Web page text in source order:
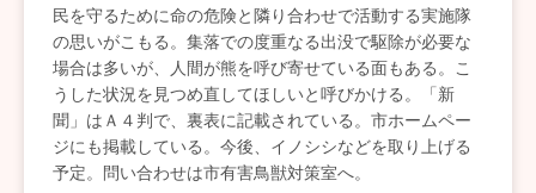
民を守るために命の危険と隣り合わせで活動する実施隊
の思いがこもる。集落での度重なる出没で駆除が必要な
場合は多いが、人間が熊を呼び寄せている面もある。こ
うした状況を見つめ直してほしいと呼びかける。「新
聞」はＡ４判で、裏表に記載されている。市ホームペー
ジにも掲載している。今後、イノシシなどを取り上げる
予定。問い合わせは市有害鳥獣対策室へ。